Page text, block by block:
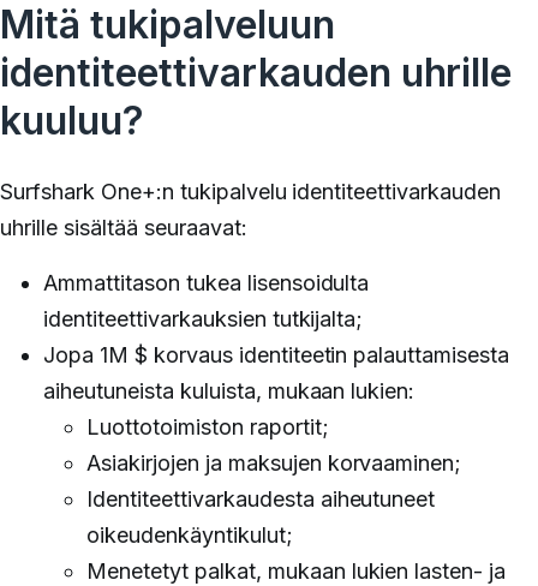
Mitä tukipalveluun
identiteettivarkauden uhrille
kuuluu?
Surfshark One+:n tukipalvelu identiteettivarkauden
uhrille sisältää seuraavat:
Ammattitason tukea lisensoidulta
identiteettivarkauksien tutkijalta;
Jopa 1M $ korvaus identiteetin palauttamisesta
aiheutuneista kuluista, mukaan lukien:
Luottotoimiston raportit;
Asiakirjojen ja maksujen korvaaminen;
Identiteettivarkaudesta aiheutuneet
oikeudenkäyntikulut;
Menetetyt palkat, mukaan lukien lasten- ja